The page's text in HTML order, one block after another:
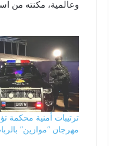
وعالمية، مكنته من
ترتيبات أمنية محكمة
مهرجان “موازين”